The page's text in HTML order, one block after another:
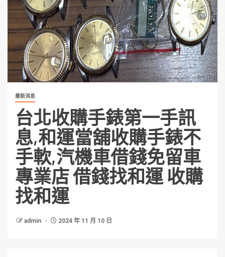
最新消息
台北收購手錶第一手訊
息,和運當舖收購手錶不
手軟,汽機車借錢免留車
專業店 借錢找和運 收購
找和運
admin 2024 年 11 月 10 日